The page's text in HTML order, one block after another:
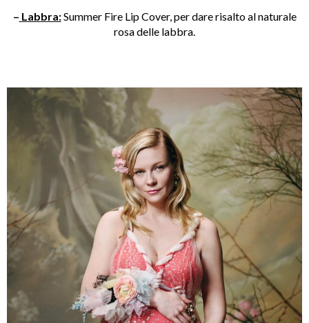
– Labbra:Summer Fire Lip Cover, per dare risalto al naturale
rosa delle labbra.